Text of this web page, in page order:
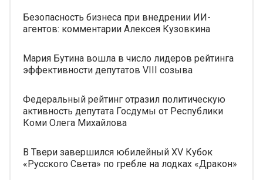
Безопасность бизнеса при внедрении ИИ-
агентов: комментарии Алексея Кузовкина
Мария Бутина вошла в число лидеров рейтинга
эффективности депутатов VIII созыва
Федеральный рейтинг отразил политическую
активность депутата Госдумы от Республики
Коми Олега Михайлова
В Твери завершился юбилейный XV Кубок
«Русского Света» по гребле на лодках «Дракон»